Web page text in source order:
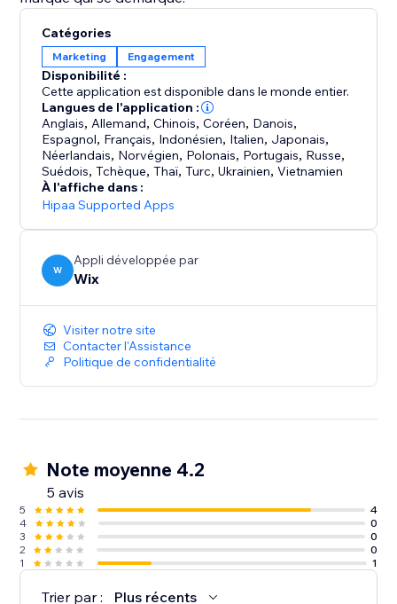
Catégories
Marketing Engagement
Disponibilité :
Cette application est disponible dans le monde entier.
Langues de l'application :
Anglais, Allemand,Chinois,Coréen, Danois,
Espagnol, Français, Indonésien, Italien, Japonais,
Néerlandais, Norvégien, Polonais, Portugais, Russe,
Suédois,Tchèque,Thaï,Turc,Ukrainien,Vietnamien
À l'affiche dans :
Hipaa Supported Apps
W
Appli développée par
Wix
Visiter notre site
Contacter l'Assistance
Politique de confidentialité
Note moyenne 4.2
5 avis
5
4
4
0
3
0
2
0
1
1
Trier par : Plus récents